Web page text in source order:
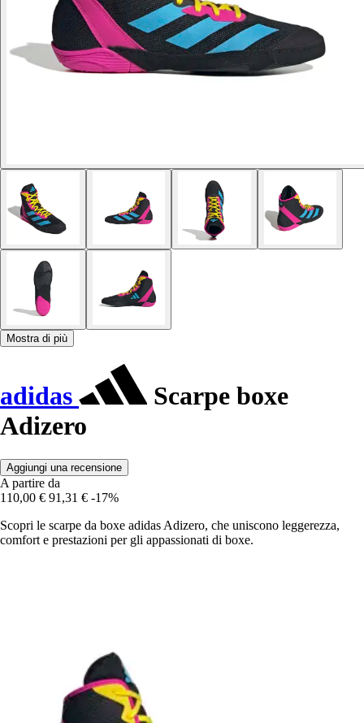
Mostra di più
adidas
Scarpe boxe
Adizero
Aggiungi una recensione
A partire da
110,00 € 91,31 € -17%
Scopri le scarpe da boxe adidas Adizero, che uniscono leggerezza,
comfort e prestazioni per gli appassionati di boxe.